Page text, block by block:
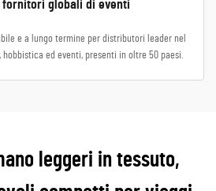
fornitori globali di eventi
e a lungo termine per distributori leader nel
ed eventi, presenti in oltre 50 paesi.
leggeri in tessuto,